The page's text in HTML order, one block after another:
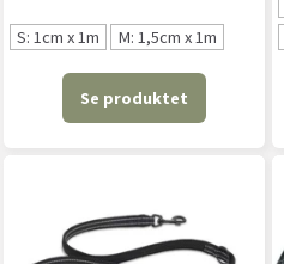
S: 1cm x 1m M: 1,5cm x 1m
Se produktet